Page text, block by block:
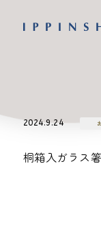
2024.9.24
桐箱入ガラス